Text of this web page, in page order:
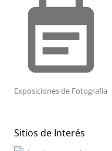
event_note
Exposiciones de Fotografía
Sitios de Interés